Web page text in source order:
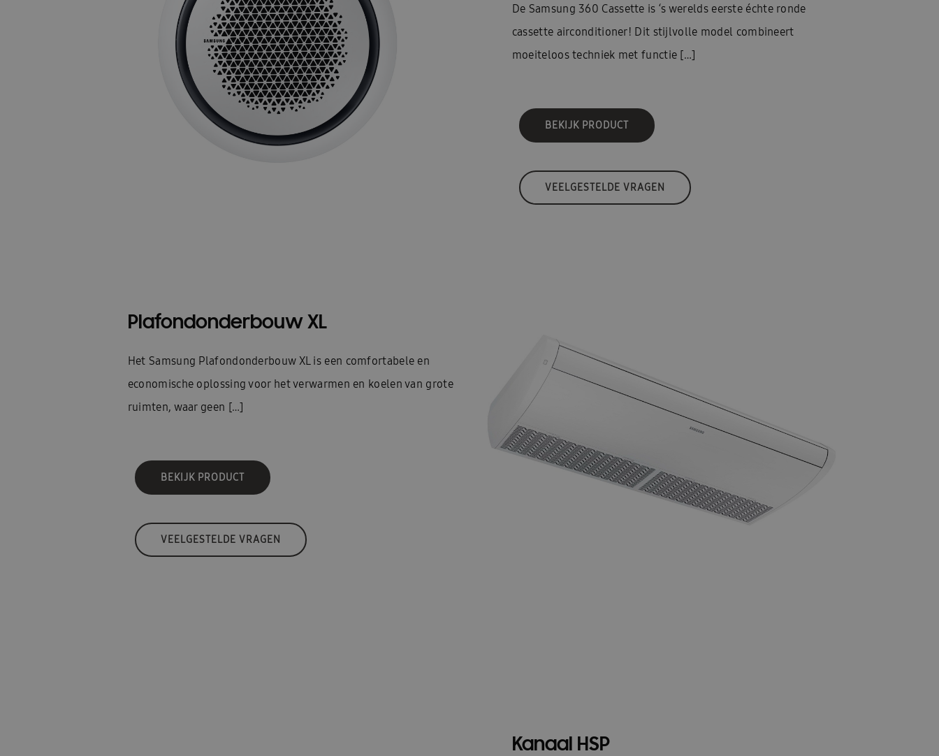
De Samsung 360 Cassette is ‘s werelds eerste échte ronde
cassette airconditioner! Dit stijlvolle model combineert
moeiteloos techniek met functie […]
BEKIJK PRODUCT
VEELGESTELDE VRAGEN
Plafondonderbouw XL
Het Samsung Plafondonderbouw XL is een comfortabele en
economische oplossing voor het verwarmen en koelen van grote
ruimten, waar geen […]
BEKIJK PRODUCT
VEELGESTELDE VRAGEN
Kanaal HSP